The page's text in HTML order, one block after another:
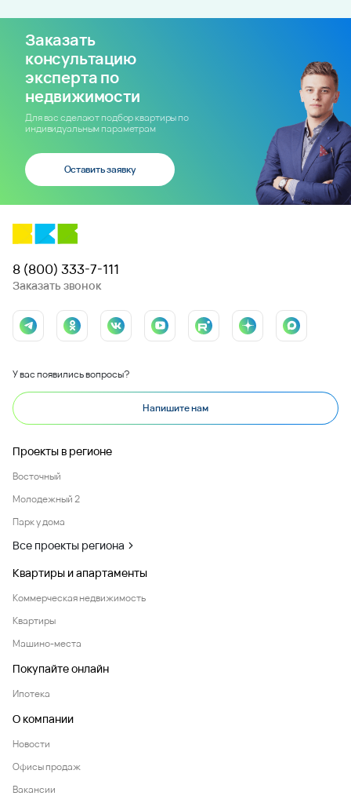
Заказать
консультацию
эксперта по
недвижимости
Для вас сделают подбор квартиры по
индивидуальным параметрам
Оставить заявку
8 (800) 333-7-111
Заказать звонок
У вас появились вопросы?
Напишите нам
Проекты в регионе
Восточный
Молодежный 2
Парк у дома
Все проекты региона
Квартиры и апартаменты
Коммерческая недвижимость
Квартиры
Машино-места
Покупайте онлайн
Ипотека
О компании
Новости
Офисы продаж
Вакансии